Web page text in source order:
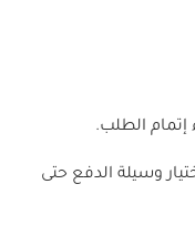
إتمام الطلب.
وسيلة الدفع حتى